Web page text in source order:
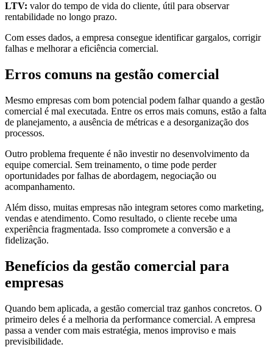
LTV: valor do tempo de vida do cliente, útil para observar
rentabilidade no longo prazo.
Com esses dados, a empresa consegue identificar gargalos, corrigir
falhas e melhorar a eficiência comercial.
Erros comuns na gestão comercial
Mesmo empresas com bom potencial podem falhar quando a gestão
comercial é mal executada. Entre os erros mais comuns, estão a falta
de planejamento, a ausência de métricas e a desorganização dos
processos.
Outro problema frequente é não investir no desenvolvimento da
equipe comercial. Sem treinamento, o time pode perder
oportunidades por falhas de abordagem, negociação ou
acompanhamento.
Além disso, muitas empresas não integram setores como marketing,
vendas e atendimento. Como resultado, o cliente recebe uma
experiência fragmentada. Isso compromete a conversão e a
fidelização.
Benefícios da gestão comercial para
empresas
Quando bem aplicada, a gestão comercial traz ganhos concretos. O
primeiro deles é a melhoria da performance comercial. A empresa
passa a vender com mais estratégia, menos improviso e mais
previsibilidade.